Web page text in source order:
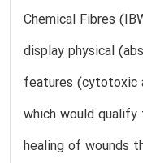
Chemical Fibres
display physical
features (cytotoxic
which would
healing of wounds